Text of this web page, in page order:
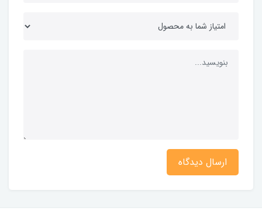
ارسال دیدگاه